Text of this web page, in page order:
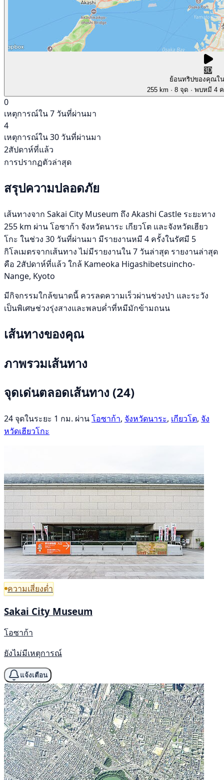
3D
ย้อนทริปของคุณใ
255 km · 8 จุด · พบหมี 4
0
เหตุการณ์ใน 7 วันที่ผ่านมา
4
เหตุการณ์ใน 30 วันที่ผ่านมา
2สัปดาห์ที่แล้ว
การปรากฏตัวล่าสุด
สรุปความปลอดภัย
เส้นทางจาก Sakai City Museum ถึง Akashi Castle ระยะทาง
255 km ผ่าน โอซาก้า จังหวัดนาระ เกียวโต และจังหวัดเฮียว
โกะ ในช่วง 30 วันที่ผ่านมา มีรายงานหมี 4 ครั้งในรัศมี 5
กิโลเมตรจากเส้นทาง ไม่มีรายงานใน 7 วันล่าสุด รายงานล่าสุด
คือ 2สัปดาห์ที่แล้ว ใกล้ Kameoka Higashibetsuincho-
Nange, Kyoto
มีกิจกรรมใกล้ขนาดนี้ ควรลดความเร็วผ่านช่วงป่า และระวัง
เป็นพิเศษช่วงรุ่งสางและพลบค่ำที่หมีมักข้ามถนน
เส้นทางของคุณ
ภาพรวมเส้นทาง
จุดเด่นตลอดเส้นทาง (24)
24 จุดในระยะ 1 กม. ผ่านโอซาก้า, จังหวัดนาระ, เกียวโต, จัง
หวัดเฮียวโกะ
ความเสี่ยงต่ำ
Sakai City Museum
โอซาก้า
ยังไม่มีเหตุการณ์
แจ้งเตือน